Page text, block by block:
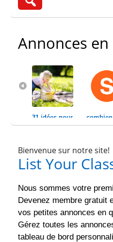
Annonces
31 idées pour
Bienvenue sur notre site!
List Your
Nous sommes votre
Devenez membre gratuit
vos petites annonces en
Gérez toutes les
tableau de bord